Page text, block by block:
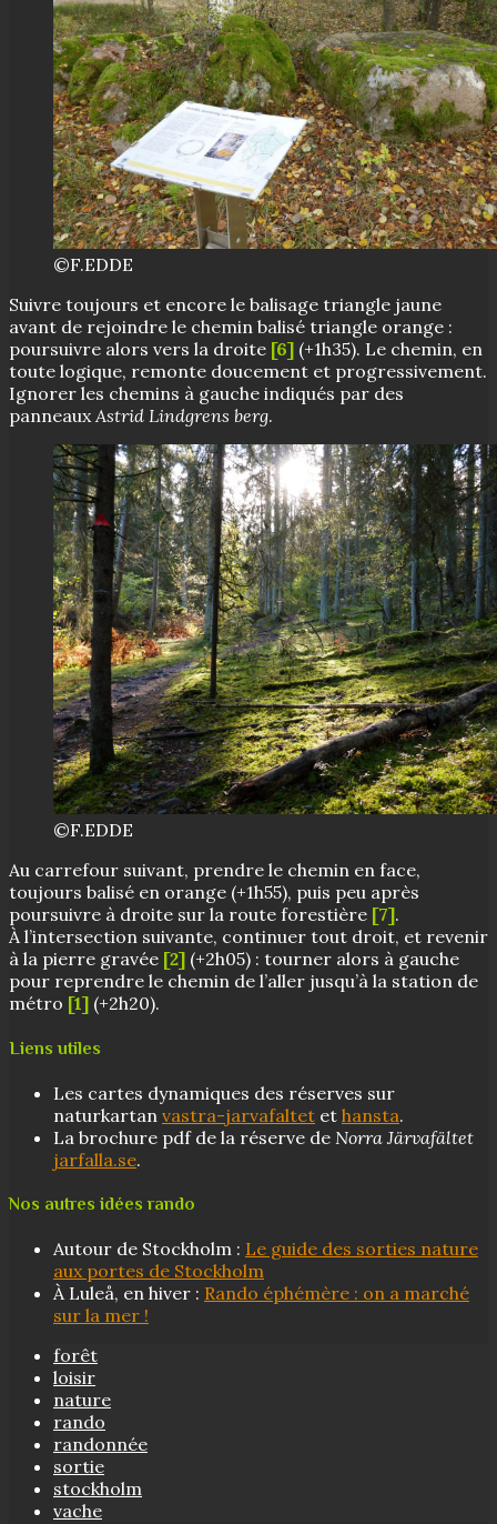
©F.EDDE
Suivre toujours et encore le balisage triangle jaune
avant de rejoindre le chemin balisé triangle orange :
poursuivre alors vers la droite [6] (+1h35). Le chemin, en
toute logique, remonte doucement et progressivement.
Ignorer les chemins à gauche indiqués par des
panneauxAstrid Lindgrens berg.
©F.EDDE
Au carrefour suivant, prendre le chemin en face,
toujours balisé en orange (+1h55), puis peu après
poursuivre à droite sur la route forestière [7].
À l’intersection suivante, continuer tout droit, et revenir
à la pierre gravée [2] (+2h05) : tourner alors à gauche
pour reprendre le chemin de l’aller jusqu’à la station de
métro [1] (+2h20).
Liens utiles
Les cartes dynamiques des réserves sur
naturkartan vastra-jarvafaltet et hansta.
La brochure pdf de la réserve de Norra Järvafältet
jarfalla.se.
Nos autres idées rando
Autour de Stockholm : Le guide des sorties nature
aux portes de Stockholm
À Luleå, en hiver : Rando éphémère : on a marché
sur la mer !
forêt
loisir
nature
rando
randonnée
sortie
stockholm
vache